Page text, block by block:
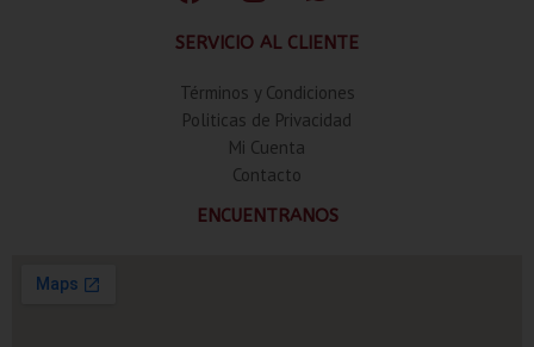
SERVICIO AL CLIENTE
Términos y Condiciones
Politicas de Privacidad
Mi Cuenta
Contacto
ENCUENTRANOS